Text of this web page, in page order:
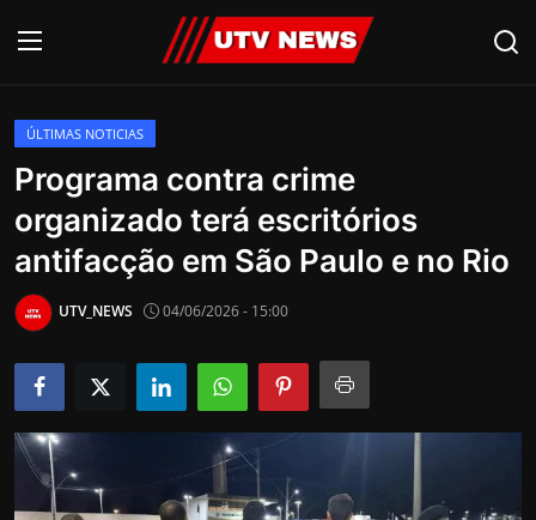
AO VIVO
PIRACICABA
CAMPINAS
LIMEIRA
ESPIRITO SANTO
Economia
Cultura
ÚLTIMAS NOTICIAS
Programa contra crime
organizado terá escritórios
antifacção em São Paulo e no Rio
UTV_NEWS 04/06/2026 - 15:00